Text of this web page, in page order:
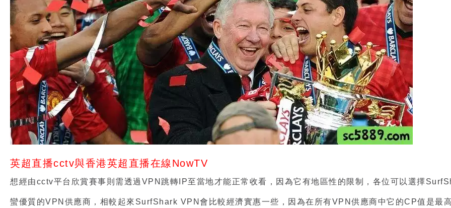
英超直播cctv與香港英超直播在線NowTV
想經由cctv平台欣賞賽事則需透過VPN跳轉IP至當地才能正常收看，因為它有地區性的限制，各位可以選擇
蠻優質的VPN供應商，相較起來SurfShark VPN會比較經濟實惠一些，因為在所有VPN供應商中它的CP值是最